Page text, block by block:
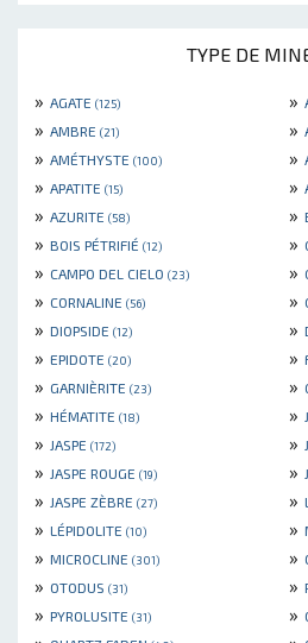
TYPE DE
» AGATE (125) »
» AMBRE (21) »
» AMÉTHYSTE (100) »
» APATITE (15) »
» AZURITE (58) »
» BOIS PÉTRIFIÉ (12) »
» CAMPO DEL CIELO (23) »
» CORNALINE (56) »
» DIOPSIDE (12) »
» EPIDOTE (20) »
» GARNIÈRITE (23) »
» HÉMATITE (18) »
» JASPE (172) »
» JASPE ROUGE (19) »
» JASPE ZÈBRE (27) »
» LÉPIDOLITE (10) »
» MICROCLINE (301) »
» OTODUS (31) »
» PYROLUSITE (31) »